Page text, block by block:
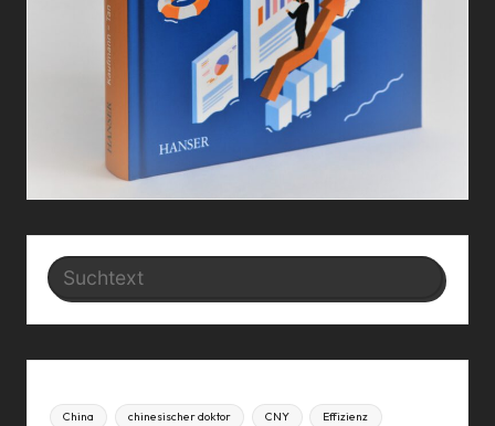
Search
China chinesischer doktor CNY Effizienz